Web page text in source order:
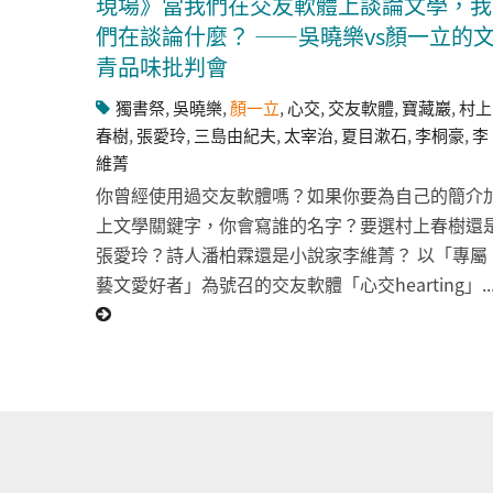
們在談論什麼？ ——吳曉樂vs顏一立的文
青品味批判會
獨書祭,吳曉樂,顏一立,心交,交友軟體,寶藏巖,村上
春樹,張愛玲,三島由紀夫,太宰治,夏目漱石,李桐豪,李
維菁
你曾經使用過交友軟體嗎？如果你要為自己的簡介
上文學關鍵字，你會寫誰的名字？要選村上春樹還
張愛玲？詩人潘柏霖還是小說家李維菁？ 以「專屬
藝文愛好者」為號召的交友軟體「心交hearting」...